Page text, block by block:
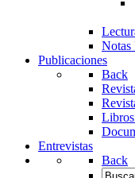
Notas
Publicaciones
Back
Entrevistas
Back